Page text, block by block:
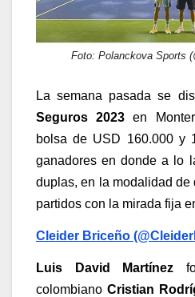
Foto: Polanckova Sports
La semana pasada se
Seguros 2023 en
bolsa de USD 160.000 y
ganadores en donde a lo
duplas, en la modalidad de
partidos con la mirada fija
Cleider Briceño
Luis David Martínez
colombiano Cristian